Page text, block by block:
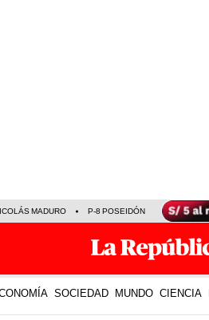
MADURO P-8 POSEIDÓN
SOCIEDAD MUNDO CIENCIA